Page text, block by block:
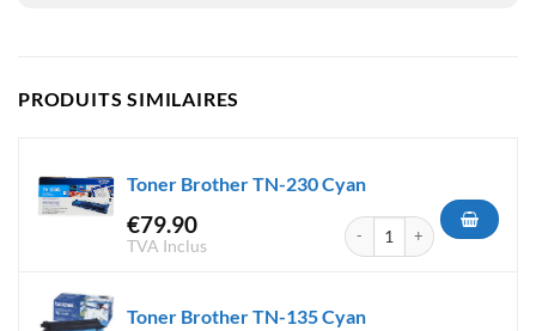
PRODUITS SIMILAIRES
Toner Brother TN-230 Cyan
€79.90
TVA Inclus
quantité de Toner Brother
Toner Brother TN-135 Cyan